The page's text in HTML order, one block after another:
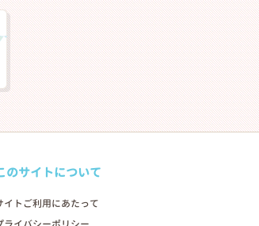
のサイトについて
イトご利用にあたって